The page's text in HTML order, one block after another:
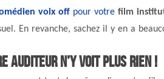
voix off pour votre film
En revanche, sachez il y en a
auditeur n’y voit plus rien !